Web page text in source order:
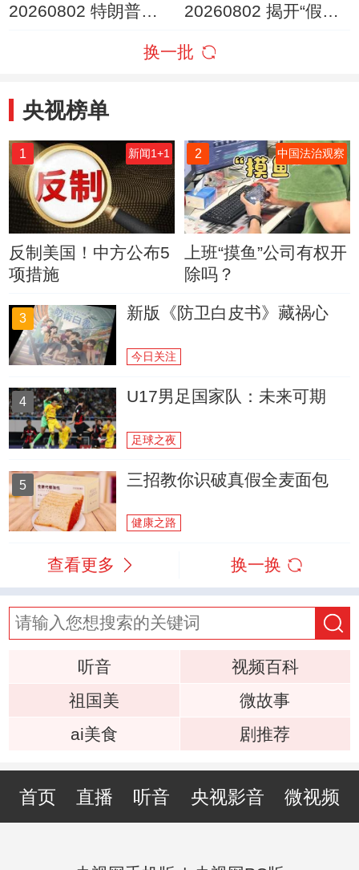
20260802 特朗普叫
朗称摧毁美军F-35战
20260802 揭开“假洋
换一批
央视榜单
1 新闻1+1
反制美国！中方公布5
项措施
2 中国法治观察
上班“摸鱼”公司有权开
除吗？
3 新版《防卫白皮书》藏祸心
今日关注
4 U17男足国家队：未来可期
足球之夜
5 三招教你识破真假全麦面包
健康之路
查看更多 换一换
听音
视频百科
祖国美
微故事
ai美食
剧推荐
首页 直播 听音 央视影音 微视频